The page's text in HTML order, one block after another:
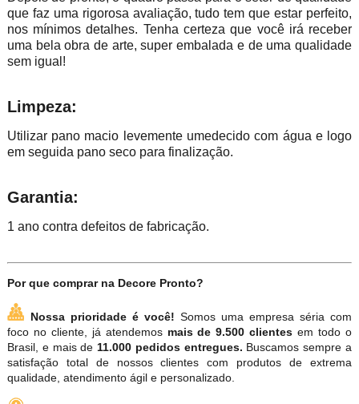
que faz uma rigorosa avaliação, tudo tem que estar perfeito,
nos mínimos detalhes. Tenha certeza que você irá receber
uma bela obra de arte, super embalada e de uma qualidade
sem igual!
Limpeza:
Utilizar pano macio levemente umedecido com água e logo
em seguida pano seco para finalização.
Garantia:
1 ano contra defeitos de fabricação.
Por que comprar na Decore Pronto?
Nossa prioridade é você! Somos uma empresa séria com
foco no cliente, já atendemos mais de 9.500 clientes em todo o
Brasil, e mais de11.000 pedidos entregues. Buscamos sempre a
satisfação total de nossos clientes com produtos de extrema
qualidade, atendimento ágil e personalizado.